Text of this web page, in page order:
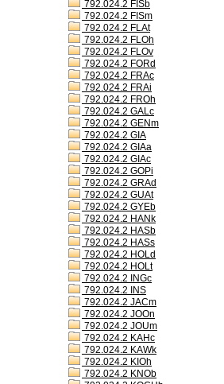
792.024.2 FISb
792.024.2 FISm
792.024.2 FLAt
792.024.2 FLOh
792.024.2 FLOv
792.024.2 FORd
792.024.2 FRAc
792.024.2 FRAi
792.024.2 FROh
792.024.2 GALc
792.024.2 GENm
792.024.2 GIA
792.024.2 GIAa
792.024.2 GIAc
792.024.2 GOPi
792.024.2 GRAd
792.024.2 GUAt
792.024.2 GYEb
792.024.2 HANk
792.024.2 HASb
792.024.2 HASs
792.024.2 HOLd
792.024.2 HOLt
792.024.2 INGc
792.024.2 INS
792.024.2 JACm
792.024.2 JOOn
792.024.2 JOUm
792.024.2 KAHc
792.024.2 KAWk
792.024.2 KIOh
792.024.2 KNOb